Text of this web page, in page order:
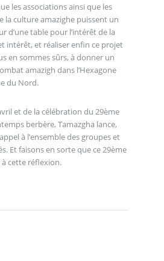
les associations ainsi que les
la culture amazighe puissent un
d’une table pour l’intérêt de la
intérêt, et réaliser enfin ce projet
en sommes sûrs, à donner un
amazigh dans l’Hexagone
du Nord.
et de la célébration du 29ème
berbère, Tamazgha lance,
à l’ensemble des groupes et
Et faisons en sorte que ce 29ème
cette réflexion.